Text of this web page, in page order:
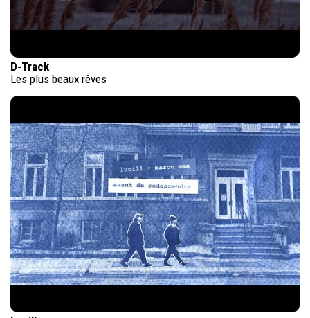
D-Track
Les plus beaux rêves